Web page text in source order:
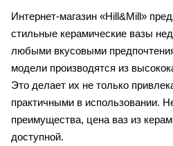
Интернет-магазин «Hill&Mill»
стильные керамические вазы
любыми вкусовыми
модели производятся из
Это делает их не только
практичными в использовании.
преимущества, цена ваз из
доступной.